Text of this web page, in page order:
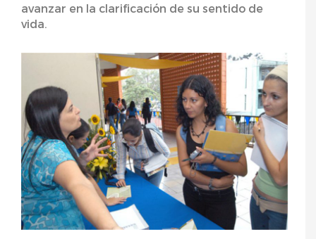
avanzar en la clarificación de su sentido de
vida.